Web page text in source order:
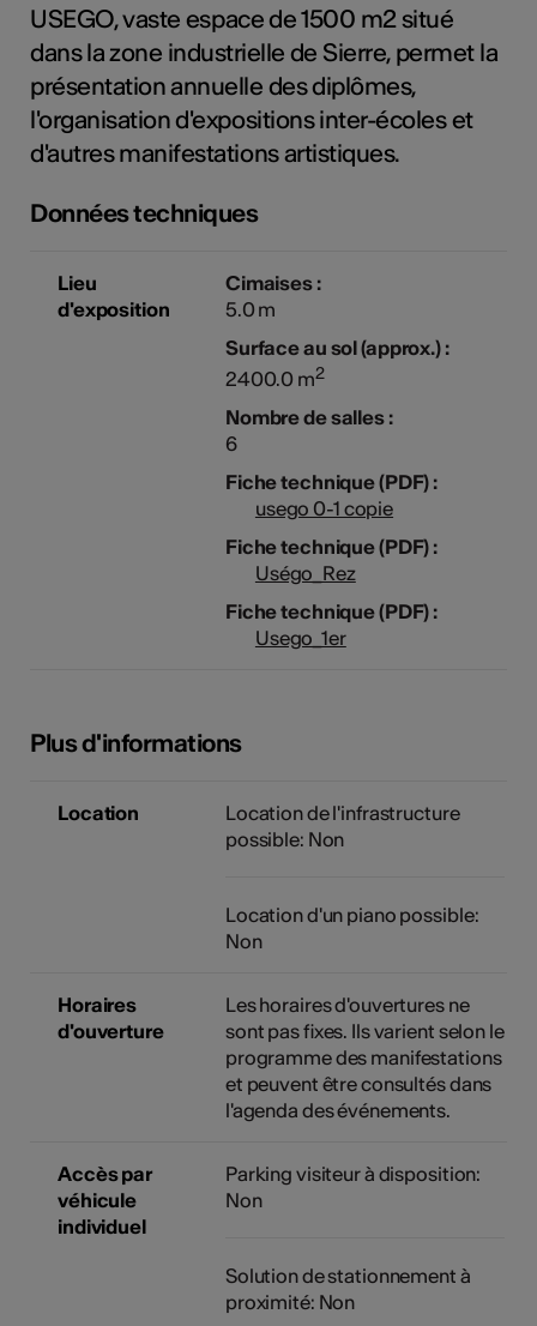
USEGO, vaste espace de 1500 m2 situé
dans la zone industrielle de Sierre, permet la
présentation annuelle des diplômes,
l'organisation d'expositions inter-écoles et
d'autres manifestations artistiques.
Données techniques
Lieu
d'exposition
Cimaises :
5.0 m
Surface au sol (approx.) :
2400.0 m2
Nombre de salles :
6
Fiche technique (PDF) :
usego 0-1 copie
Fiche technique (PDF) :
Uségo_Rez
Fiche technique (PDF) :
Usego_1er
Plus d'informations
Location
Location de l'infrastructure
possible: Non
Location d'un piano possible:
Non
Horaires
d'ouverture
Les horaires d'ouvertures ne
sont pas fixes. Ils varient selon le
programme des manifestations
et peuvent être consultés dans
l'agenda des événements.
Accès par
véhicule
individuel
Parking visiteur à disposition:
Non
Solution de stationnement à
proximité: Non